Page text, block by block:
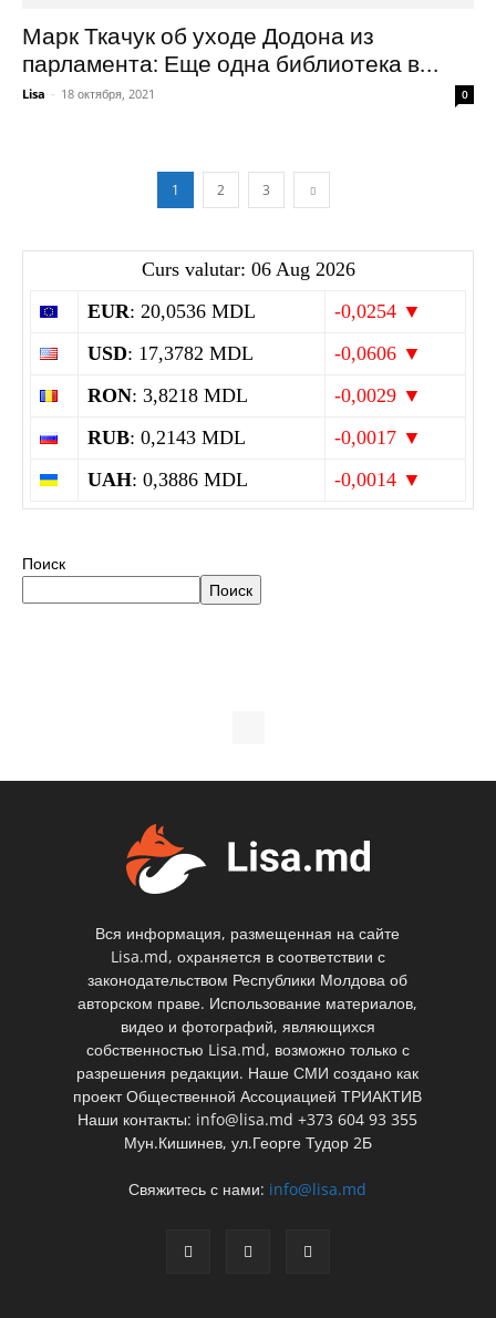
Марк Ткачук об уходе Додона из
парламента: Еще одна библиотека в...
Lisa - 18 октября, 2021 0
1 2 3
Curs valutar: 06 Aug 2026
EUR: 20,0536 MDL
-0,0254 ▼
USD: 17,3782 MDL
-0,0606 ▼
RON: 3,8218 MDL
-0,0029 ▼
RUB: 0,2143 MDL
-0,0017 ▼
UAH: 0,3886 MDL -0,0014 ▼
Поиск
Поиск
Вся информация, размещенная на сайте
Lisa.md, охраняется в соответствии с
законодательством Республики Молдова об
авторском праве. Использование материалов,
видео и фотографий, являющихся
собственностью Lisa.md, возможно только с
разрешения редакции. Наше СМИ создано как
проект Общественной Ассоциацией ТРИАКТИВ
Наши контакты: info@lisa.md +373 604 93 355
Мун.Кишинев, ул.Георге Тудор 2Б
Свяжитесь с нами: info@lisa.md